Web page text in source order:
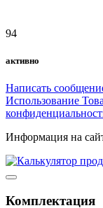
94
активно
Написать
Использование
Информация на
Комплектация